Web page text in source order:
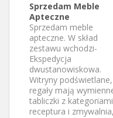
Sprzedam Meble
Apteczne
Sprzedam meble
apteczne. W skład
zestawu wchodzi-
Ekspedycja
dwustanowiskowa.
Witryny podświetlane,
regały mają
tabliczki z
receptura i